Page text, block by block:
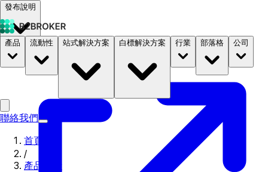
發布說明
文件 定價 B2STORE
產品 流動性 站式解決方案 白標解決方案 行業 部落格 公司
聯絡我們
首頁
/
產品更新